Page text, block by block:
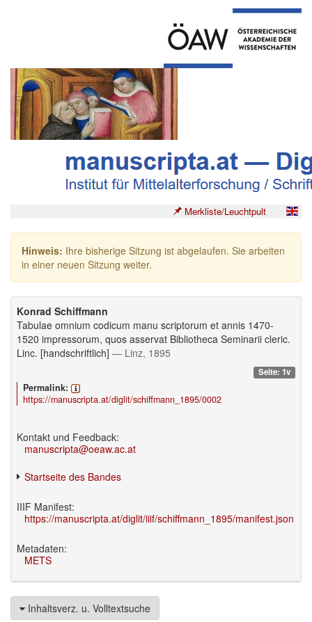
Merkliste/Leuchtpult
Hinweis: Ihre bisherige Sitzung ist abgelaufen. Sie arbeiten
in einer neuen Sitzung weiter.
Konrad Schiffmann
Tabulae omnium codicum manu scriptorum et annis 1470-
1520 impressorum, quos asservat Bibliotheca Seminarii cleric.
Linc. [handschriftlich] — Linz, 1895
Seite: 1v
Permalink:
https://manuscripta.at/diglit/schiffmann_1895/0002
Kontakt und Feedback:
manuscripta@oeaw.ac.at
Startseite des Bandes
IIIF Manifest:
https://manuscripta.at/diglit/iiif/schiffmann_1895/manifest.json
Metadaten:
METS
Inhaltsverz. u. Volltextsuche